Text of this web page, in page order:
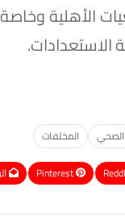
وخاصة
الاستعدادات.
المخلفات
Pinterest